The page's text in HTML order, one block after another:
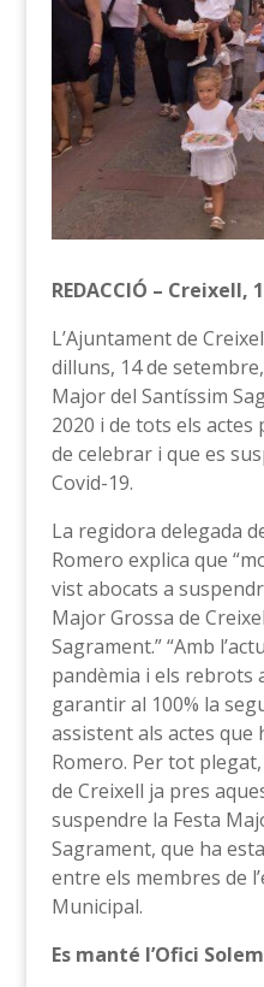
REDACCIÓ – Creixell,
L’Ajuntament de
dilluns, 14 de
Major del Santíssim
2020 i de tots els actes
de celebrar i que es
Covid-19.
La regidora delegada
Romero explica que
vist abocats a
Major Grossa de
Sagrament.” “Amb
pandèmia i els rebrots
garantir al 100% la
assistent als actes que
Romero. Per tot
de Creixell ja pres
suspendre la Festa
Sagrament, que ha
entre els membres de
Municipal.
Es manté l’Ofici